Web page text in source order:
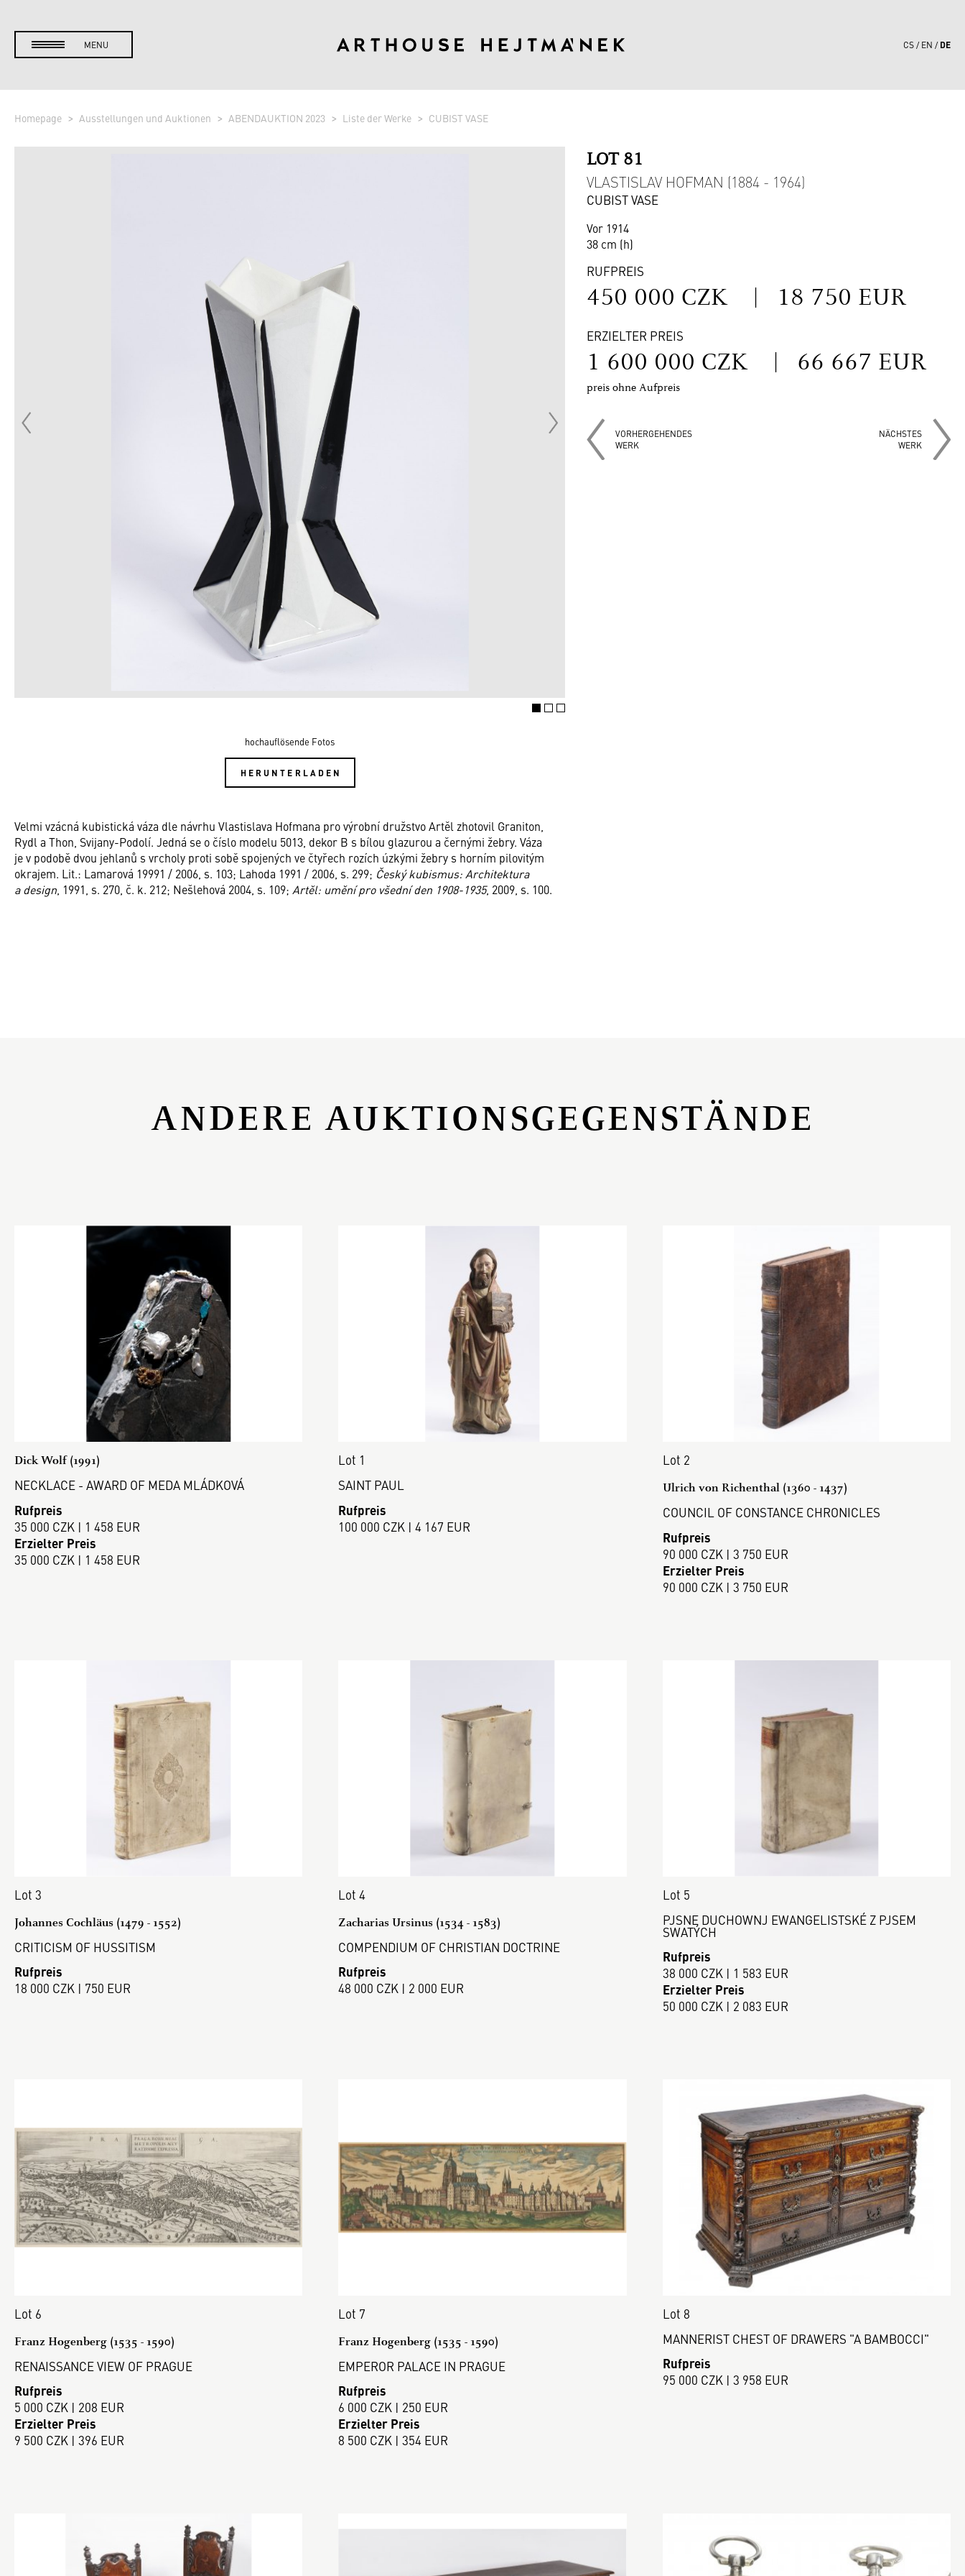
MENU CS EN DE
Homepage Ausstellungen und Auktionen ABENDAUKTION 2023 Liste der Werke CUBIST VASE
hochauflösende Fotos
HERUNTERLADEN
LOT 81
VLASTISLAV HOFMAN (1884 - 1964)
CUBIST VASE
Vor 1914
38 cm (h)
RUFPREIS
450 000 CZK | 18 750 EUR
ERZIELTER PREIS
1 600 000 CZK | 66 667 EUR
preis ohne Aufpreis
VORHERGEHENDES
WERK
NÄCHSTES
WERK
Velmi vzácná kubistická váza dle návrhu Vlastislava Hofmana pro výrobní družstvo Artěl zhotovil Graniton,
Rydl a Thon, Svijany-Podolí. Jedná se o číslo modelu 5013, dekor B s bílou glazurou a černými žebry. Váza
je v podobě dvou jehlanů s vrcholy proti sobě spojených ve čtyřech rozích úzkými žebry s horním pilovitým
okrajem. Lit.: Lamarová 19991 / 2006, s. 103; Lahoda 1991 / 2006, s. 299; Český kubismus: Architektura
a design , 1991, s. 270, č. k. 212; Nešlehová 2004, s. 109; Artěl: umění pro všední den 1908-1935, 2009, s. 100.
ANDERE AUKTIONSGEGENSTÄNDE
Dick Wolf (1991)
NECKLACE - AWARD OF MEDA MLÁDKOVÁ
Rufpreis
35 000 CZK | 1 458 EUR
Erzielter Preis
35 000 CZK | 1 458 EUR
Lot 1
SAINT PAUL
Rufpreis
100 000 CZK | 4 167 EUR
Lot 2
Ulrich von Richenthal (1360 - 1437)
COUNCIL OF CONSTANCE CHRONICLES
Rufpreis
90 000 CZK | 3 750 EUR
Erzielter Preis
90 000 CZK | 3 750 EUR
Lot 3
Johannes Cochläus (1479 - 1552)
CRITICISM OF HUSSITISM
Rufpreis
18 000 CZK | 750 EUR
Lot 4
Zacharias Ursinus (1534 - 1583)
COMPENDIUM OF CHRISTIAN DOCTRINE
Rufpreis
48 000 CZK | 2 000 EUR
Lot 5
PJSNE DUCHOWNJ EWANGELISTSKÉ Z PJSEM
SWATÝCH
Rufpreis
38 000 CZK | 1 583 EUR
Erzielter Preis
50 000 CZK | 2 083 EUR
Lot 6
Franz Hogenberg (1535 - 1590)
RENAISSANCE VIEW OF PRAGUE
Rufpreis
5 000 CZK | 208 EUR
Erzielter Preis
9 500 CZK | 396 EUR
Lot 7
Franz Hogenberg (1535 - 1590)
EMPEROR PALACE IN PRAGUE
Rufpreis
6 000 CZK | 250 EUR
Erzielter Preis
8 500 CZK | 354 EUR
Lot 8
MANNERIST CHEST OF DRAWERS "A BAMBOCCI"
Rufpreis
95 000 CZK | 3 958 EUR